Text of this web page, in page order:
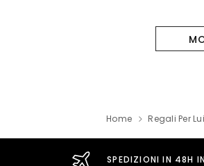
Home Regali Per Lui
SPEDIZIONI IN 48H